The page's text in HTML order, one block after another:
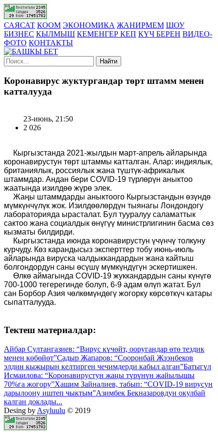
САЯСАТ КООМ ЭКОНОМИКА ЖАНИРМЕМ ШОУ
БИЗНЕС КЫЛМЫШ КЕМЕНГЕР КЕП КҮЧ БЕРЕН ВИДЕО-
ФОТО КОНТАКТЫ
Найти
Коронавирус жуктургандар төрт штамм менен
катталууда
23-июнь, 21:50
2 026
Кыргызстанда 2021-жылдын март-апрель айларында
коронавирустун төрт штаммы катталган. Алар: индиялык,
британиялык, россиялык жана түштүк-африкалык
штаммдар. Андан бери COVID-19 түрлөрүн аныктоо
жаатында изилдөө жүрө элек.
Жаңы штаммдарды аныктоого Кыргызстандын өзүндө
мүмкүнчүлүк жок. Изилдөөлөрдүн тыянагы Лондондогу
лабораторияда ырасталат. Бул тууралуу саламаттык
сактоо жана социалдык өнүгүү министрлигинин басма сөз
кызматы билдирди.
Кыргызстанда июнда коронавирустун үчүнчү толкуну
курчуду. Көз карандысыз эксперттер тобу июнь-июль
айларында вируска чалдыккандардын жана кайтыш
болгондордун саны өсүшү мүмкүндүгүн эскертишкен.
Өлкө аймагында COVID-19 жуккандардын саны күнүгө
700-1000 тегерегинде болуп, 6-9 адам өлүп жатат. Бул
сан Борбор Азия чөлкөмүндөгү жогорку көрсөткүч катары
сыпатталууда.
Тектеш материалдар:
Айбар Султангазиев: “Вирус күчөйт, ооругандар өтө тездик
менен көбөйөт”Садыр Жапаров: “Сооронбай Жээнбеков
элдин кыжырын келтирген чечимдерди кабыл алган”Батыгүл
Исмаилова: “Коронавирустун жаңы түрүнүн жайылышы
70%га жогору”Хашим Зайналиев, табып: “COVID-19 вирусун
дарылоону иштеп чыктым”Азимбек Бекназаровдун окулбай
калган доклады...
Desing by Asyluulu © 2019